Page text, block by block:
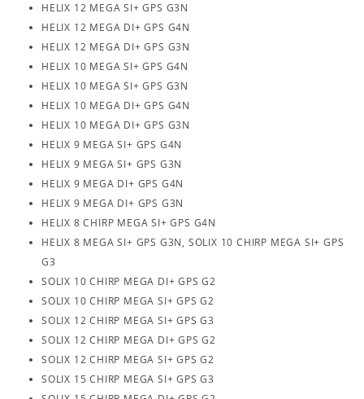
HELIX 12 MEGA SI+ GPS G3N
HELIX 12 MEGA DI+ GPS G4N
HELIX 12 MEGA DI+ GPS G3N
HELIX 10 MEGA SI+ GPS G4N
HELIX 10 MEGA SI+ GPS G3N
HELIX 10 MEGA DI+ GPS G4N
HELIX 10 MEGA DI+ GPS G3N
HELIX 9 MEGA SI+ GPS G4N
HELIX 9 MEGA SI+ GPS G3N
HELIX 9 MEGA DI+ GPS G4N
HELIX 9 MEGA DI+ GPS G3N
HELIX 8 CHIRP MEGA SI+ GPS G4N
HELIX 8 MEGA SI+ GPS G3N, SOLIX 10 CHIRP MEGA SI+ GPS
G3
SOLIX 10 CHIRP MEGA DI+ GPS G2
SOLIX 10 CHIRP MEGA SI+ GPS G2
SOLIX 12 CHIRP MEGA SI+ GPS G3
SOLIX 12 CHIRP MEGA DI+ GPS G2
SOLIX 12 CHIRP MEGA SI+ GPS G2
SOLIX 15 CHIRP MEGA SI+ GPS G3